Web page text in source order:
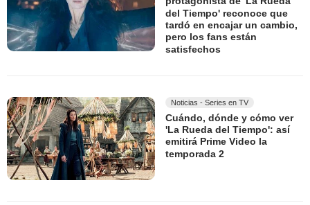
del Tiempo' reconoce que
tardó en encajar un cambio,
pero los fans están
satisfechos
Noticias - Series en TV
Cuándo, dónde y cómo ver
'La Rueda del Tiempo': así
emitirá Prime Video la
temporada 2